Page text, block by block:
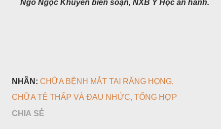
Ngô Ngọc Khuyến biên soạn, NXB Y Học ấn hành.
NHÃN: CHỮA BỆNH MẮT TAI RĂNG HỌNG
CHỮA TÊ THẤP VÀ ĐAU NHỨC TỔNG HỢP
CHIA SẺ